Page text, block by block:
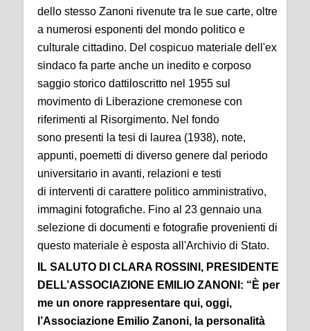
dello stesso Zanoni rivenute tra le sue carte, oltre
a numerosi esponenti del mondo politico e
culturale cittadino. Del cospicuo materiale dell'ex
sindaco fa parte anche un inedito e corposo
saggio storico dattiloscritto nel 1955 sul
movimento di Liberazione cremonese con
riferimenti al Risorgimento. Nel fondo
sono presenti la tesi di laurea (1938), note,
appunti, poemetti di diverso genere dal periodo
universitario in avanti, relazioni e testi
di interventi di carattere politico amministrativo,
immagini fotografiche. Fino al 23 gennaio una
selezione di documenti e fotografie provenienti di
questo materiale è esposta all'Archivio di Stato.
IL SALUTO DI CLARA ROSSINI, PRESIDENTE
DELL’ASSOCIAZIONE EMILIO ZANONI: “È per
me un onore rappresentare qui, oggi,
l’Associazione Emilio Zanoni, la personalità